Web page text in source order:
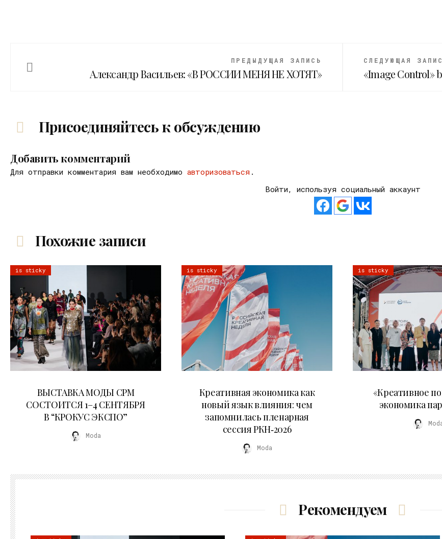
ПРЕДЫДУЩАЯ ЗАПИСЬ
Александр Васильев: «В РОССИИ МЕНЯ НЕ ХОТЯТ»
СЛЕДУЮЩАЯ
«Image Control»
Присоединяйтесь к обсуждению
Добавить комментарий
Для отправки комментария вам необходимо авторизоваться .
Войти, используя социальный аккаунт
Похожие записи
is sticky
ВЫСТАВКА МОДЫ CPM
СОСТОИТСЯ 1–4 СЕНТЯБРЯ
В “КРОКУС ЭКСПО”
Moda
is sticky
Креативная экономика как
новый язык влияния: чем
запомнилась пленарная
сессия РКН‑2026
Moda
is sticky
«Креативное
экономика
Рекомендуем